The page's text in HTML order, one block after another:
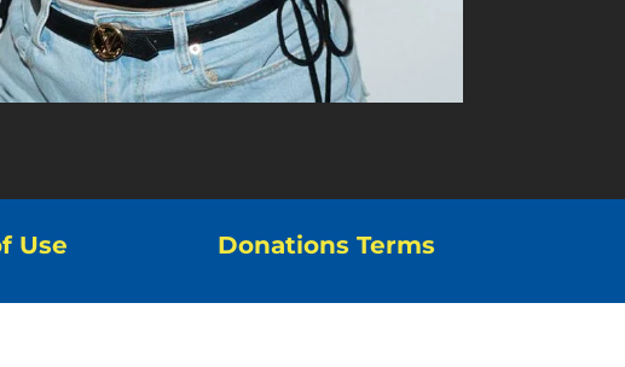
Use Donations Terms